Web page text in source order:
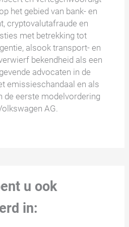
het gebied van bank- en
cryptovalutafraude en
met betrekking tot
alsook transport- en
bekendheid als een
advocaten in de
emissieschandaal en als
de eerste modelvordering
AG.
u ook
in: